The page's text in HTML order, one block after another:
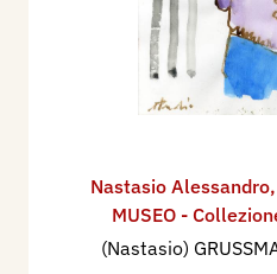
Nastasio Alessandro,
MUSEO -
(Nastasio)